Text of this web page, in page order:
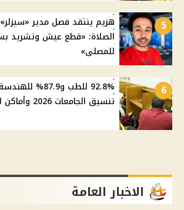
5
هزيم ينتقد فصل مدير
الصلاة: «قطع عيش وتشريد
للمصلى»
6
92.8% للطب
تنسيق الجامعات 2026 وأماكن المرحلة الثانية
الاخبار العامة